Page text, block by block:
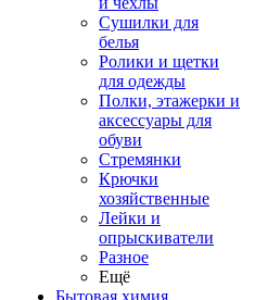
Сушилки для
белья
Ролики и щетки
для одежды
Полки, этажерки и
аксессуары для
обуви
Стремянки
Крючки
хозяйственные
Лейки и
опрыскиватели
Разное
Ещё
Бытовая химия